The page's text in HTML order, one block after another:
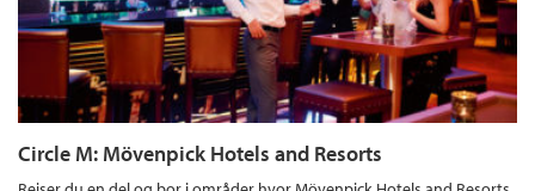
Circle M: Mövenpick Hotels and Resorts